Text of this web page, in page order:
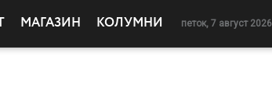
МАГАЗИН КОЛУМНИ петок, 7 август 2026